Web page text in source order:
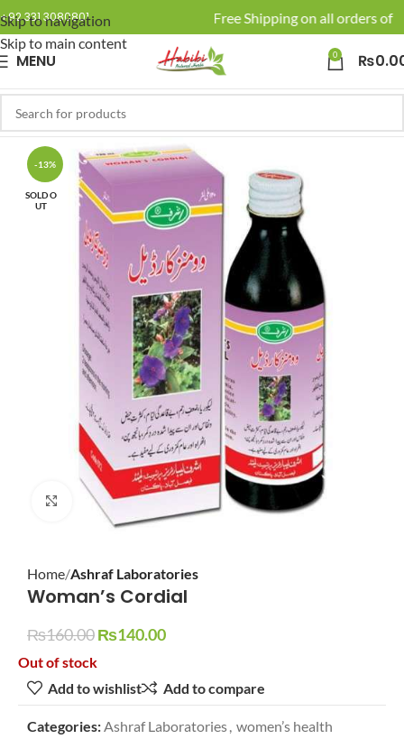
Skip to navigation
Skip to main content
+92 331 3080801 🚚 Enjoy Free Shipping on all orders of
MENU 0 ₨
-13%
SOLD O
UT
Click to enlarge
Home Ashraf Laboratories
Woman’s Cordial
₨160.00₨140.00
Out of stock
Add to wishlist
Add to compare
Categories:Ashraf Laboratories, women’s health